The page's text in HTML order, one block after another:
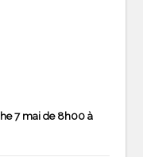
7 mai de 8h00 à